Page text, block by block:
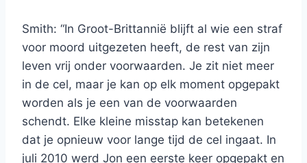
Smith: “In Groot-Brittannië blijft al wie een straf
voor moord uitgezeten heeft, de rest van zijn
leven vrij onder voorwaarden. Je zit niet meer
in de cel, maar je kan op elk moment opgepakt
worden als je een van de voorwaarden
schendt. Elke kleine misstap kan betekenen
dat je opnieuw voor lange tijd de cel ingaat. In
juli 2010 werd Jon een eerste keer opgepakt en